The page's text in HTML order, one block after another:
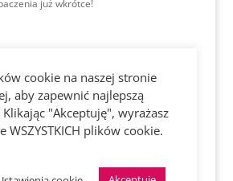
już wkrótce!
Q2
cookie na naszej stronie
aby zapewnić najlepszą
"Akceptuję", wyrażasz
WSZYSTKICH plików cookie.